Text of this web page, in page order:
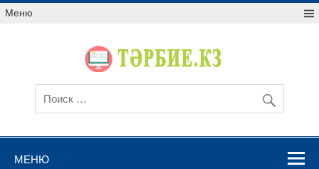
Меню
МЕНЮ